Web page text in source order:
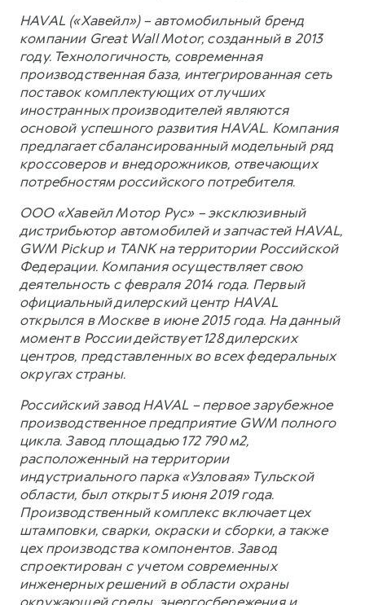
HAVAL («Хавейл») – автомобильный бренд
компании Great Wall Motor, созданный в 2013
году. Технологичность, современная
производственная база, интегрированная сеть
поставок комплектующих от лучших
иностранных производителей являются
основой успешного развития HAVAL. Компания
предлагает сбалансированный модельный ряд
кроссоверов и внедорожников, отвечающих
потребностям российского потребителя.
ООО «Хавейл Мотор Рус» – эксклюзивный
дистрибьютор автомобилей и запчастей HAVAL,
GWM Pickup и TANK на территории Российской
Федерации. Компания осуществляет свою
деятельность с февраля 2014 года. Первый
официальный дилерский центр HAVAL
открылся в Москве в июне 2015 года. На данный
момент в России действует 128 дилерских
центров, представленных во всех федеральных
округах страны.
Российский завод HAVAL – первое зарубежное
производственное предприятие GWM полного
цикла. Завод площадью 172 790 м2,
расположенный на территории
индустриального парка «Узловая» Тульской
области, был открыт 5 июня 2019 года.
Производственный комплекс включает цех
штамповки, сварки, окраски и сборки, а также
цех производства компонентов. Завод
спроектирован с учетом современных
инженерных решений в области охраны